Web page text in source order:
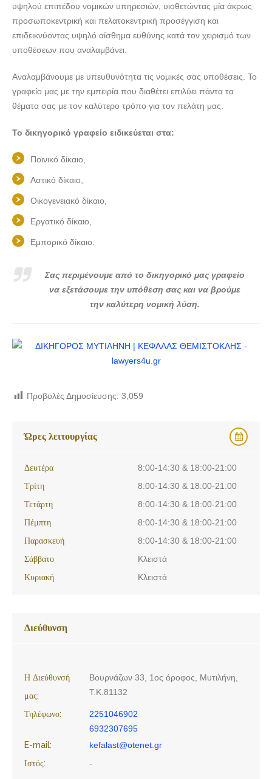
υψηλού επιπέδου νομικών υπηρεσιών, υιοθετώντας μία άκρως
προσωποκεντρική και πελατοκεντρική προσέγγιση και
επιδεικνύοντας υψηλό αίσθημα ευθύνης κατά τον χειρισμό των
υποθέσεων που αναλαμβάνει.
Αναλαμβάνουμε με υπευθυνότητα τις νομικές σας υποθέσεις. Το
γραφείο μας με την εμπειρία που διαθέτει επιλύει πάντα τα
θέματα σας με τον καλύτερο τρόπο για τον πελάτη μας.
Το δικηγορικό γραφείο ειδικεύεται στα:
Ποινικό δίκαιο,
Αστικό δίκαιο,
Οικογενειακό δίκαιο,
Εργατικό δίκαιο,
Εμπορικό δίκαιο.
Σας περιμένουμε από το δικηγορικό μας γραφείο
να εξετάσουμε την υπόθεση σας και να βρούμε
την καλύτερη νομική λύση.
Προβολές Δημοσίευσης: 3,059
Ώρες λειτουργίας
Δευτέρα
8:00-14:30 & 18:00-21:00
Τρίτη
8:00-14:30 & 18:00-21:00
Τετάρτη
8:00-14:30 & 18:00-21:00
Πέμπτη
8:00-14:30 & 18:00-21:00
Παρασκευή
8:00-14:30 & 18:00-21:00
Σάββατο
Κλειστά
Κυριακή
Κλειστά
Διεύθυνση
Η Διεύθυνσή
μας:
Βουρνάζων 33, 1ος όροφος, Μυτιλήνη,
Τ.Κ.81132
Τηλέφωνο:
2251046902
6932307695
E-mail:
kefalast@otenet.gr
Ιστός:
-